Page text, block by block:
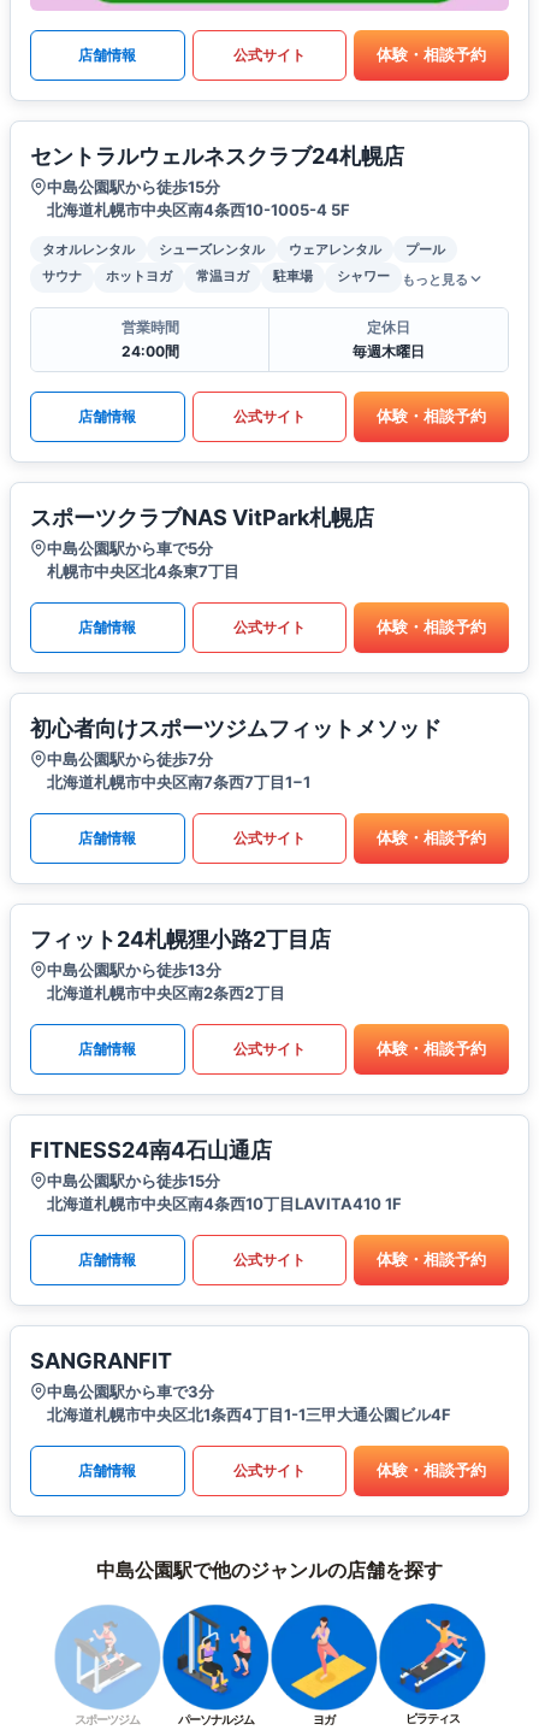
店舗情報 公式サイト 体験・相談予約
セントラルウェルネスクラブ24札幌店
中島公園駅から徒歩15分
北海道札幌市中央区南4条西10-1005-4 5F
タオルレンタル シューズレンタル ウェアレンタル
プール
サウナ
ホットヨガ 常温ヨガ 駐車場 シャワー もっと見る
営業時間
24:00間
定休日
毎週木曜日
店舗情報 公式サイト 体験・相談予約
スポーツクラブNAS VitPark札幌店
中島公園駅から車で5分
札幌市中央区北4条東7丁目
店舗情報 公式サイト 体験・相談予約
初心者向けスポーツジムフィットメソッド
中島公園駅から徒歩7分
北海道札幌市中央区南7条西7丁目1−1
店舗情報 公式サイト 体験・相談予約
フィット24札幌狸小路2丁目店
中島公園駅から徒歩13分
北海道札幌市中央区南2条西2丁目
店舗情報 公式サイト 体験・相談予約
FITNESS24南4石山通店
中島公園駅から徒歩15分
北海道札幌市中央区南4条西10丁目LAVITA410 1F
店舗情報 公式サイト 体験・相談予約
SANGRANFIT
中島公園駅から車で3分
北海道札幌市中央区北1条西4丁目1-1三甲大通公園ビル4F
店舗情報 公式サイト 体験・相談予約
中島公園駅で他のジャンルの店舗を探す
スポーツジム パーソナルジム ヨガ ピラティス